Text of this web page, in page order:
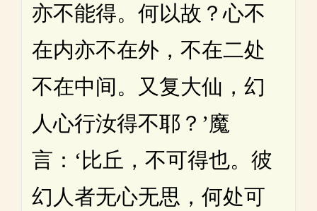
亦不能得。何以故？心不
在内亦不在外，不在二处
不在中间。又复大仙，幻
人心行汝得不耶？’魔
言：‘比丘，不可得也。彼
幻人者无心无思，何处可